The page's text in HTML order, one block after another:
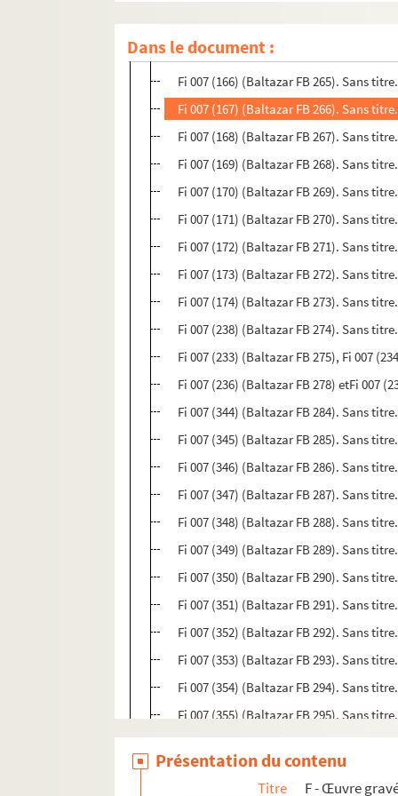
Dans le document :
Fi 007 (163) (Baltazar FB 262). Sans
Fi 007 (164) (Baltazar FB 263). Sans
Fi 007 (166) (Baltazar FB 265). Sans
Fi 007 (167) (Baltazar FB 266). Sans
Fi 007 (168) (Baltazar FB 267). Sans
Fi 007 (169) (Baltazar FB 268). Sans
Fi 007 (170) (Baltazar FB 269). Sans
Fi 007 (171) (Baltazar FB 270). Sans
Fi 007 (172) (Baltazar FB 271). Sans
Fi 007 (173) (Baltazar FB 272). Sans
Fi 007 (174) (Baltazar FB 273). Sans
Fi 007 (238) (Baltazar FB 274). Sans
Fi 007 (233) (Baltazar FB 275), Fi 007
Fi 007 (236) (Baltazar FB 278) etFi 007
Fi 007 (344) (Baltazar FB 284). Sans
Fi 007 (345) (Baltazar FB 285). Sans
Fi 007 (346) (Baltazar FB 286). Sans
Fi 007 (347) (Baltazar FB 287). Sans
Fi 007 (348) (Baltazar FB 288). Sans
Fi 007 (349) (Baltazar FB 289). Sans
Fi 007 (350) (Baltazar FB 290). Sans
Fi 007 (351) (Baltazar FB 291). Sans
Fi 007 (352) (Baltazar FB 292). Sans
Fi 007 (353) (Baltazar FB 293). Sans
Fi 007 (354) (Baltazar FB 294). Sans
Fi 007 (355) (Baltazar FB 295). Sans
Fi 007 (356) (Baltazar FB 296). Sans
Fi 007 (357) (Baltazar FB 297). Sans
Présentation du contenu
Titre F - Œuvre